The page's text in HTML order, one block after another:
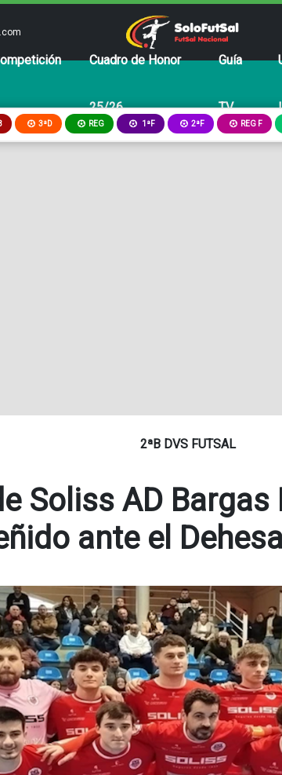
Cuadro de Honor
25/26
Guía
TV
3ªD REG 1ªF 2ªF REG F
2ªB DVS FUTSAL
Soliss AD Bargas
ante el